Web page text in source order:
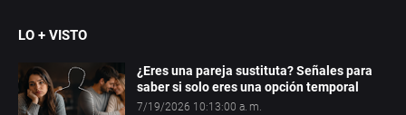
LO + VISTO
¿Eres una pareja sustituta? Señales para
saber si solo eres una opción temporal
7/19/2026 10:13:00 a. m.